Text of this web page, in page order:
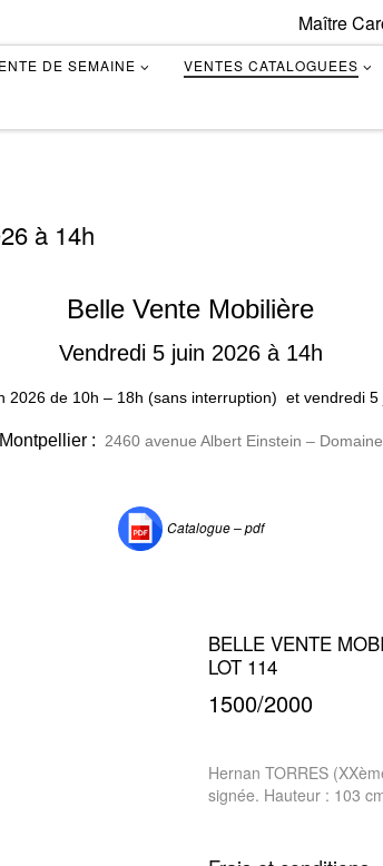
Maître
DE SEMAINE VENTES CATALOGUEES
à 14h
Belle Vente Mobilière
Vendredi 5 juin 2026 à 14h
2026de 10h – 18h (sans interruption) et vendredi 5
: 2460 avenue Albert Einstein –
Catalogue – pdf
BELLE VENTE
LOT 114
1500/2000
Hernan TORRES
signée. Hauteur : 103